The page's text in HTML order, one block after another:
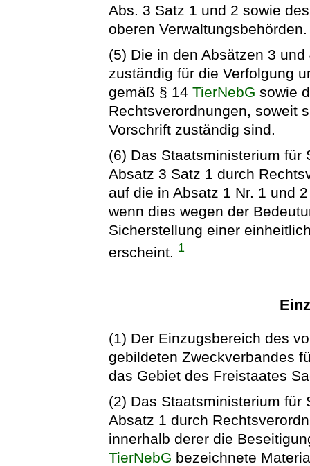
Abs. 3 Satz 1 und 2 sowie
oberen Verwaltungsbehörden.
(5) Die in den Absätzen 3
zuständig für die Verfolgung
gemäß § 14TierNebG sowie
Rechtsverordnungen, soweit
Vorschrift zuständig sind.
(6) Das Staatsministerium für
Absatz 3 Satz 1 durch
auf die in Absatz 1 Nr. 1 und
wenn dies wegen der
Sicherstellung einer
erscheint. 1
(1) Der Einzugsbereich des
gebildeten Zweckverbandes
das Gebiet des Freistaates
(2) Das Staatsministerium für
Absatz 1 durch
innerhalb derer die
TierNebG bezeichnete